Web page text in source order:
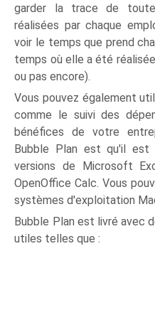
garder la trace de
réalisées par chaque
voir le temps que prend
temps où elle a été
ou pas encore).
Vous pouvez également
comme le suivi des
bénéfices de votre
Bubble Plan est qu'il
versions de Microsoft
OpenOffice Calc. Vous
systèmes d'exploitation
Bubble Plan est livré avec
utiles telles que :